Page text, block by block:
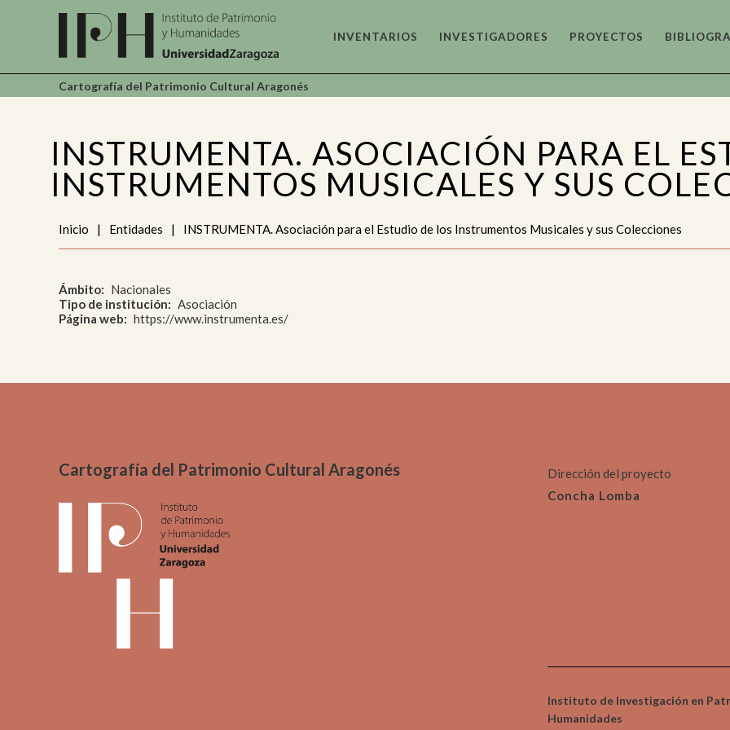
INVENTARIOS
Artístico
Audiovisual y
Fotográfico
Científico-Técnico e
Industrial
Emigrado y Exiliado
INVESTIGADORES PROYECTOS
Cartografía del Patrimonio Cultural Aragonés
INSTRUMENTA. ASOCIACIÓN PARA EL
INSTRUMENTOS MUSICALES Y SUS
Inicio | Entidades | INSTRUMENTA. Asociación para el Estudio de los Instrumentos Musicales y sus Colecciones
Ámbito
Nacionales
Tipo de institución
Asociación
Página web
https://www.instrumenta.es/
Cartografía del Patrimonio Cultural Aragonés
Dirección del proyecto
Concha Lomba
Instituto de Investigación en
Humanidades